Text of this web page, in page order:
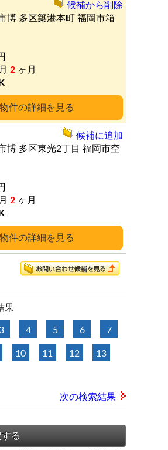
詳細
博 多区築港本町 福岡市箱
2 ヶ月
候補から削除
詳細
博 多区東光2丁目 福岡市空
2 ヶ月
候補に追加
果
4 5 6 7
10 11 12 13
次の検索結果